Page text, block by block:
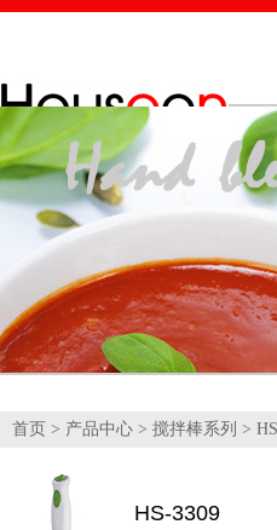
首页 > 产品中心 > 搅拌棒系列 >
HS-3309